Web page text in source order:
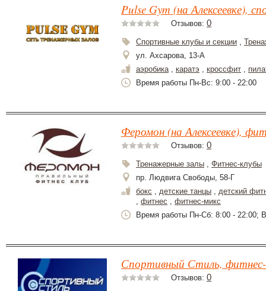
Pulse Gym (на Алексеевке),
Отзывов: 0
Спортивные клубы и секции ,
ул. Ахсарова, 13-А
аэробика, каратэ , кроссфит ,
Время работы Пн-Вс: 9:00 - 22:00
Феромон (на Алексеевке),
Отзывов: 0
Тренажерные залы , Фитнес-клубы
пр. Людвига Свободы, 58-Г
бокс , детские танцы , детский
, фитнес , фитнес-микс
Время работы Пн-Сб: 8:00 - 22:00;
Спортивный Стиль, фитнес-
Отзывов: 0